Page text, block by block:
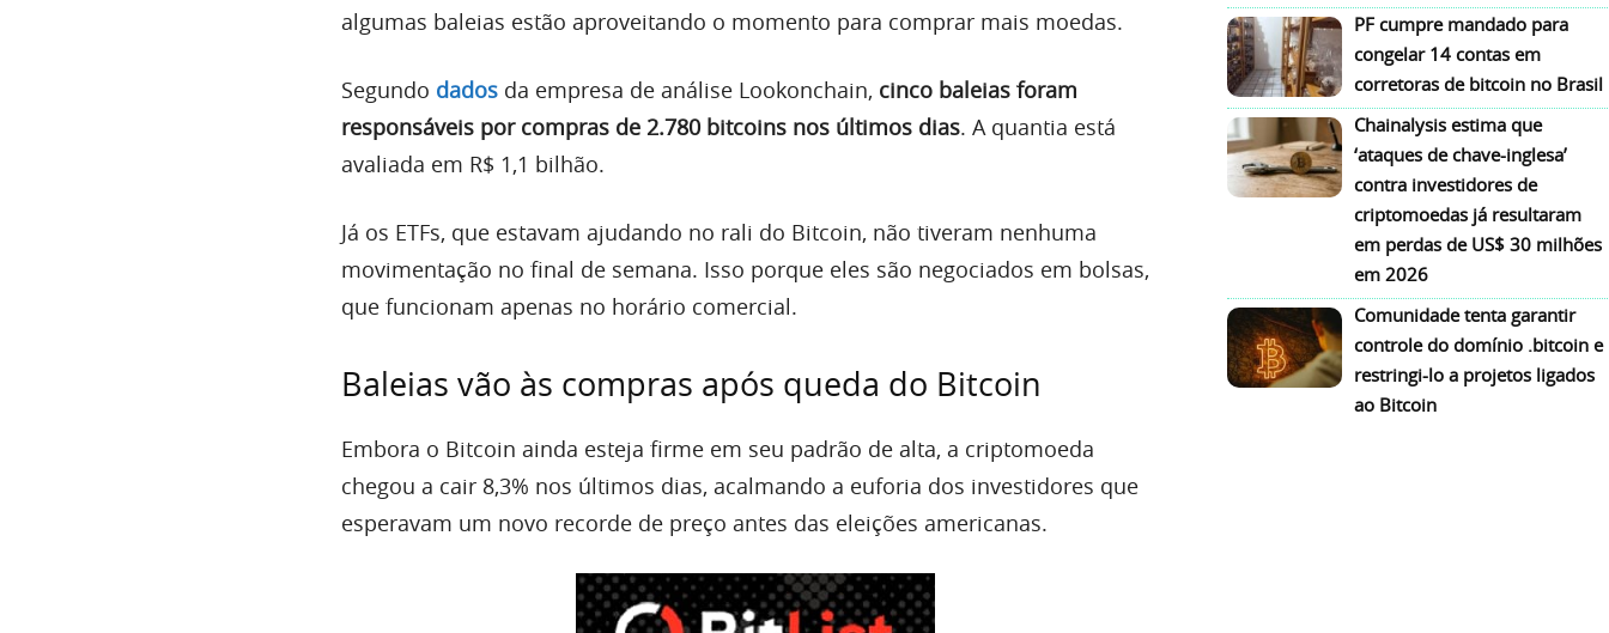
algumas baleias estão aproveitando o momento para comprar mais moedas.
Segundo dados da empresa de análise Lookonchain, cinco baleias foram
responsáveis por compras de 2.780 bitcoins nos últimos dias. A quantia está
avaliada em R$ 1,1 bilhão.
Já os ETFs, que estavam ajudando no rali do Bitcoin, não tiveram nenhuma
movimentação no final de semana. Isso porque eles são negociados em bolsas,
que funcionam apenas no horário comercial.
Baleias vão às compras após queda do Bitcoin
Embora o Bitcoin ainda esteja firme em seu padrão de alta, a criptomoeda
chegou a cair 8,3% nos últimos dias, acalmando a euforia dos investidores que
esperavam um novo recorde de preço antes das eleições americanas.
PF cumpre mandado para
congelar 14 contas em
corretoras de bitcoin no Brasil
Chainalysis estima que
‘ataques de chave-inglesa’
contra investidores de
criptomoedas já resultaram
em perdas de US$ 30 milhões
em 2026
Comunidade tenta garantir
controle do domínio .bitcoin e
restringi-lo a projetos ligados
ao Bitcoin